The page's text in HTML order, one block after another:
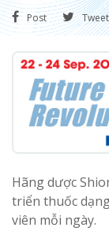
Post Tweet
Hãng dược
triển thuốc
viên mỗi ngày.